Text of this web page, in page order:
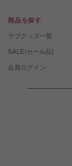
商品を探す
ラブグッズ一覧
SALE(セール品)
会員ログイン